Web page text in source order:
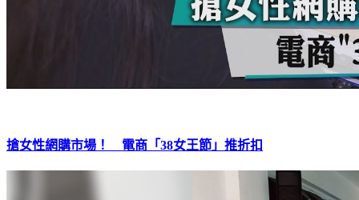
搶女性網購市場！ 電商「38女王節」推折扣